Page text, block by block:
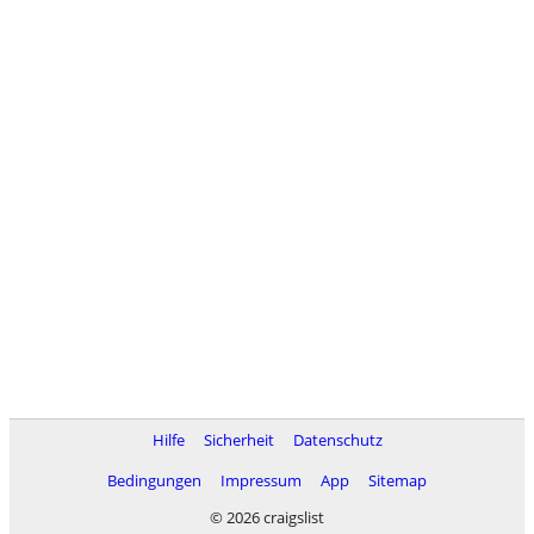
Hilfe Sicherheit
Datenschutz
Bedingungen
Impressum App
Sitemap
© 2026 craigslist